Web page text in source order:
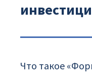
Что такое